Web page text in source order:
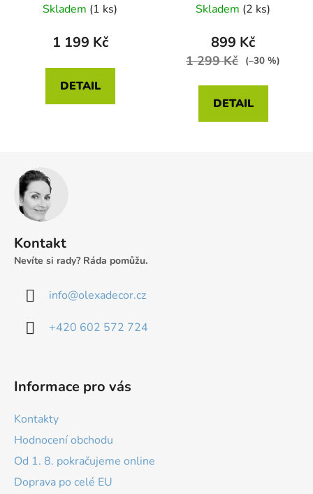
Skladem (1 ks)
1 199 Kč
DETAIL
Skladem (2 ks)
899 Kč
1 299 Kč (–30 %)
DETAIL
Kontakt
Nevíte si rady? Ráda pomůžu.
info@olexadecor.cz
+420 602 572 724
Informace pro vás
Kontakty
Hodnocení obchodu
Od 1. 8. pokračujeme online
Doprava po celé EU